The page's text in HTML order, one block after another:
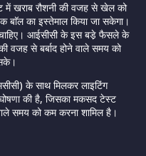
खराब रौशनी की वजह से खेल को
बाॅल का इस्तेमाल किया जा सकेगा।
चाहिए। आईसीसी के इस बडे़ फैसले के
वजह से बर्बाद होने वाले समय को
के साथ मिलकर लाइटिंग
की है, जिसका मकसद टेस्ट
समय को कम करना शामिल है।